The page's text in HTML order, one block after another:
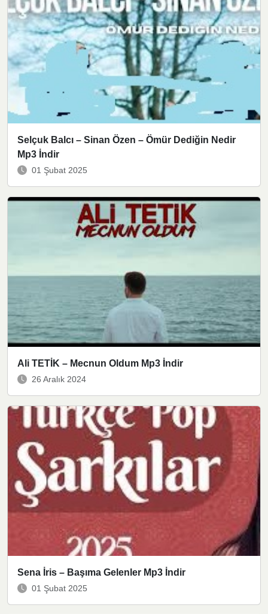
Selçuk Balcı – Sinan Özen – Ömür Dediğin Nedir
Mp3 İndir
01 Şubat 2025
Ali TETİK – Mecnun Oldum Mp3 İndir
26 Aralık 2024
Sena İris – Başıma Gelenler Mp3 İndir
01 Şubat 2025